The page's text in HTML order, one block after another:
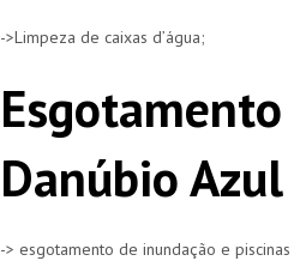
->Limpeza de caixas d’água;
Danúbio Azul
-> esgotamento de inundação e piscinas